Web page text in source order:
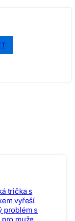
trička s
vyřeší
problém s
pro muže